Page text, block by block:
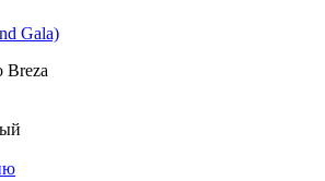
Gala)
Breza